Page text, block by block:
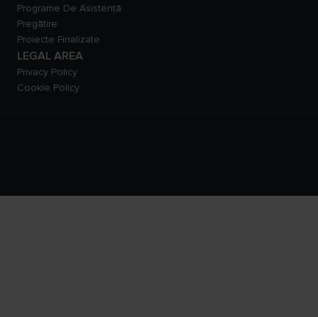
Programe De Asistență
Pregătire
Proiecte Finalizate
LEGAL AREA
Privacy Policy
Cookie Policy